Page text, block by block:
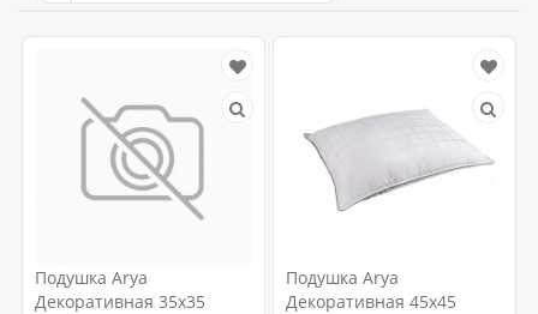
Подушка Arya
Декоративная 35x35
Подушка Arya
Декоративная 45x45